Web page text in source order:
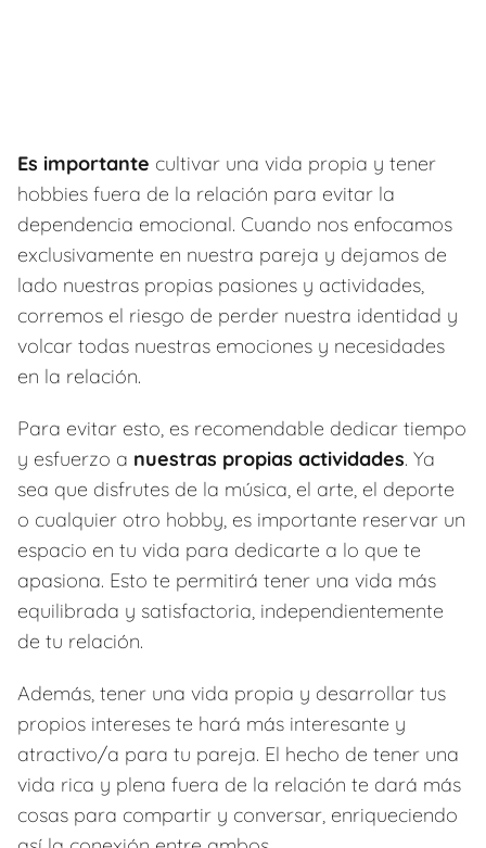
Es importante cultivar una vida propia y tener
hobbies fuera de la relación para evitar la
dependencia emocional. Cuando nos enfocamos
exclusivamente en nuestra pareja y dejamos de
lado nuestras propias pasiones y actividades,
corremos el riesgo de perder nuestra identidad y
volcar todas nuestras emociones y necesidades
en la relación.
Para evitar esto, es recomendable dedicar tiempo
y esfuerzo a nuestras propias actividades. Ya
sea que disfrutes de la música, el arte, el deporte
o cualquier otro hobby, es importante reservar un
espacio en tu vida para dedicarte a lo que te
apasiona. Esto te permitirá tener una vida más
equilibrada y satisfactoria, independientemente
de tu relación.
Además, tener una vida propia y desarrollar tus
propios intereses te hará más interesante y
atractivo/a para tu pareja. El hecho de tener una
vida rica y plena fuera de la relación te dará más
cosas para compartir y conversar, enriqueciendo